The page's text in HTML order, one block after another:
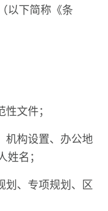
以下简称《条
文件；
机构设置、办公地
名；
划、专项规划、区